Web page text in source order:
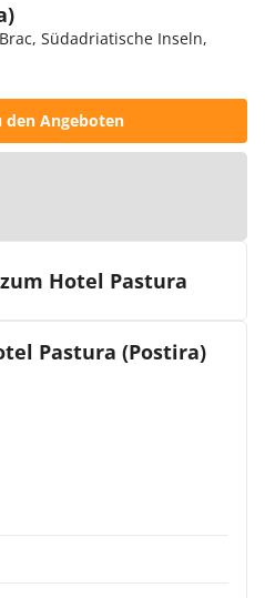
Südadriatische Inseln,
den Angeboten
Hotel Pastura
Pastura (Postira)